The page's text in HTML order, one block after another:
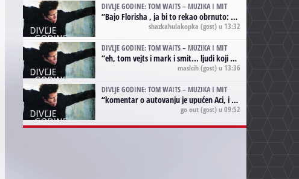
DIVLJE GODINE: TOM WAITS – MUZIKA I MIT
“Bajo Florisha , ja bi to rekao obrnuto: Beefheart je za Waitsa, isto sto i Hendrix za Lenny Kravitza
shazkahulakopka (gost) u 13:32
DIVLJE GODINE: TOM WAITS – MUZIKA I MIT
“eh, tom vejts i mark i smit... ljudi koji bi muzici više doprineli da su radili kao vozači tramvaja u gsp-u.
maslcih(gost) u 13:36
DIVLJE GODINE: TOM WAITS – MUZIKA I MIT
“komentar o autovanju je upućen Aci, i odnosi se na ono drugo autovanje...'senzualnost Waitsa' ;)
go out(gost) u 09:52